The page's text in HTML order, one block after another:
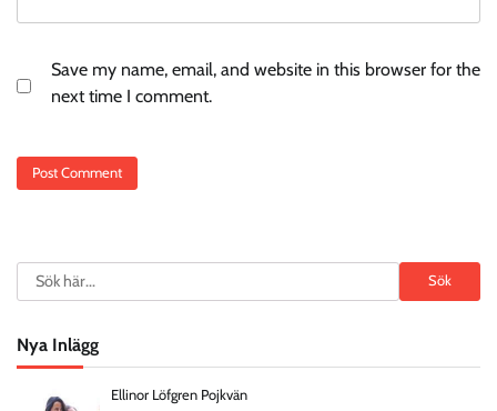
Save my name, email, and website in this browser for the
next time I comment.
Search Sök
Nya Inlägg
Ellinor Löfgren Pojkvän